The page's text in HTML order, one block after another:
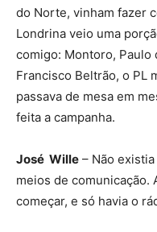
do Norte, vinham fazer
Londrina veio uma
comigo: Montoro, Paulo
Francisco Beltrão, o PL
passava de mesa em
feita a campanha.
José Wille – Não
meios de comunicação.
começar, e só havia o